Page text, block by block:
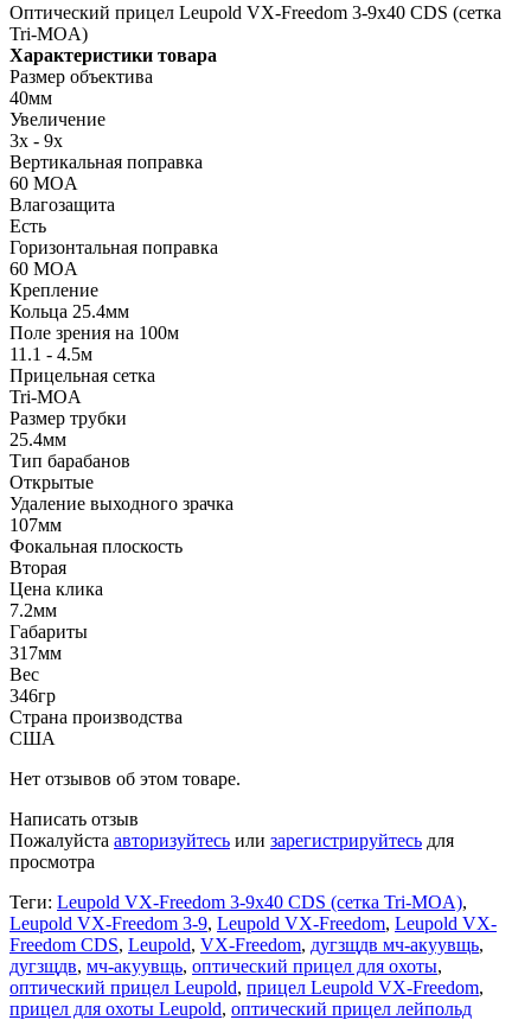
Оптический прицел Leupold VX-Freedom 3-9x40 CDS (сетка
Tri-MOA)
Характеристики товара
Размер объектива
40мм
Увеличение
3x - 9x
Вертикальная поправка
60 MOA
Влагозащита
Есть
Горизонтальная поправка
60 MOA
Крепление
Кольца 25.4мм
Поле зрения на 100м
11.1 - 4.5м
Прицельная сетка
Tri-MOA
Размер трубки
25.4мм
Тип барабанов
Открытые
Удаление выходного зрачка
107мм
Фокальная плоскость
Вторая
Цена клика
7.2мм
Габариты
317мм
Вес
346гр
Страна производства
США
Нет отзывов об этом товаре.
Написать отзыв
Пожалуйста авторизуйтесь или зарегистрируйтесь для
просмотра
Теги: Leupold VX-Freedom 3-9x40 CDS (сетка Tri-MOA),
Leupold VX-Freedom 3-9, Leupold VX-Freedom, Leupold VX-
Freedom CDS, Leupold, VX-Freedom, дугзщдв мч-акуувщь,
дугзщдв, мч-акуувщь, оптический прицел для охоты,
оптический прицел Leupold, прицел Leupold VX-Freedom,
прицел для охоты Leupold, оптический прицел лейпольд